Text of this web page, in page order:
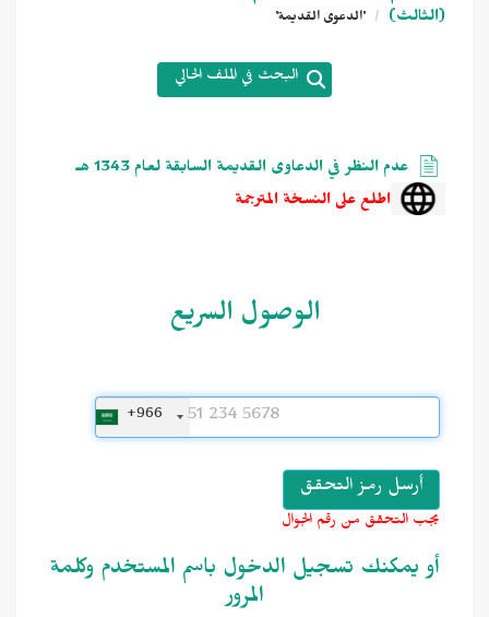
(الثالث)
'الدعوى القديمة'
البحث في الملف الحالي
عدم النظر في الدعاوى القديمة السابقة لعام 1343 هـ
اطلع على النسخة المترجمة
الوصول السريع
+966
يجب التحقق من رقم الجوال
أو يمكنك تسجيل الدخول باسم المستخدم وكلمة
المرور